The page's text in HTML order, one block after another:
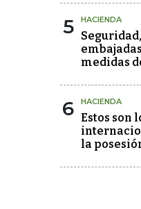
5 HACIENDA
medidas
6 HACIENDA
Estos son
la